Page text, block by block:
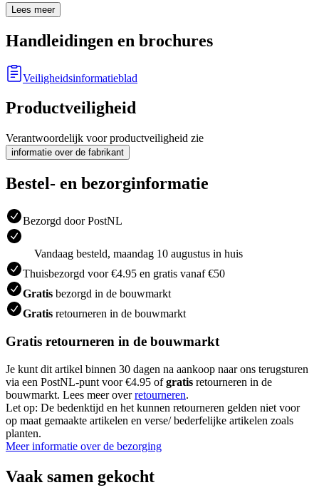
Lees meer
Handleidingen en brochures
Veiligheidsinformatieblad
Productveiligheid
Verantwoordelijk voor productveiligheid zie
informatie over de fabrikant
Bestel- en bezorginformatie
Bezorgd door PostNL
Vandaag besteld, maandag 10 augustus in huis
Thuisbezorgd voor €4.95 en gratis vanaf €50
Gratis bezorgd in de bouwmarkt
Gratis retourneren in de bouwmarkt
Gratis retourneren in de bouwmarkt
Je kunt dit artikel binnen 30 dagen na aankoop naar ons terugsturen
via een PostNL-punt voor €4.95 ofgratis retourneren in de
bouwmarkt. Lees meer overretourneren.
Let op: De bedenktijd en het kunnen retourneren gelden niet voor
op maat gemaakte artikelen en verse/ bederfelijke artikelen zoals
planten.
Meer informatie over de bezorging
Vaak samen gekocht